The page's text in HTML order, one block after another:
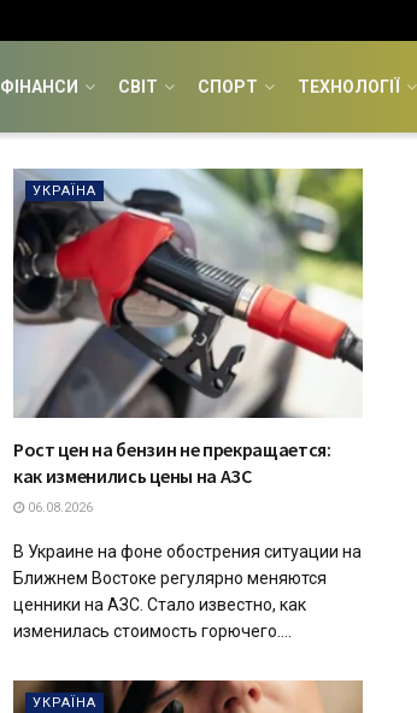
ФІНАНСИ СВІТ СПОРТ ТЕХНОЛОГІЇ
УКРАЇНА
Рост цен на бензин не прекращается:
как изменились цены на АЗС
06.08.2026
В Украине на фоне обострения ситуации на
Ближнем Востоке регулярно меняются
ценники на АЗС. Стало известно, как
изменилась стоимость горючего....
УКРАЇНА